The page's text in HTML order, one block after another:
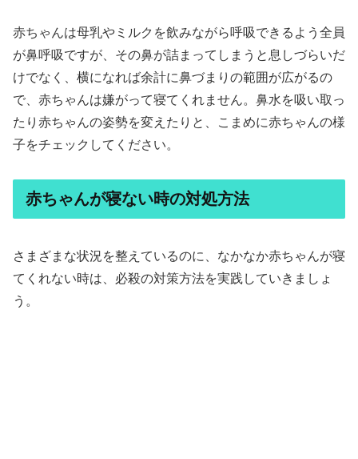
赤ちゃんは母乳やミルクを飲みながら呼吸できるよう全員
が鼻呼吸ですが、その鼻が詰まってしまうと息しづらいだ
けでなく、横になれば余計に鼻づまりの範囲が広がるの
で、赤ちゃんは嫌がって寝てくれません。鼻水を吸い取っ
たり赤ちゃんの姿勢を変えたりと、こまめに赤ちゃんの様
子をチェックしてください。
赤ちゃんが寝ない時の対処方法
さまざまな状況を整えているのに、なかなか赤ちゃんが寝
てくれない時は、必殺の対策方法を実践していきましょ
う。